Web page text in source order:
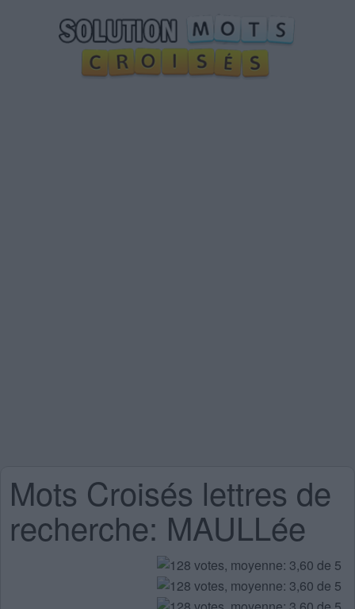
Mots Croisés lettres de
recherche: MAULLée